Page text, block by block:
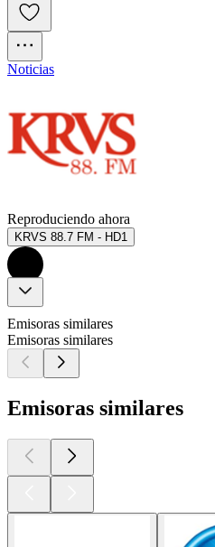
Noticias
Reproduciendo ahora
KRVS 88.7 FM - HD1
Emisoras similares
Emisoras similares
Emisoras similares